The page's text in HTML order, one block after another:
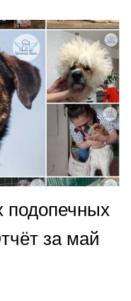
за май